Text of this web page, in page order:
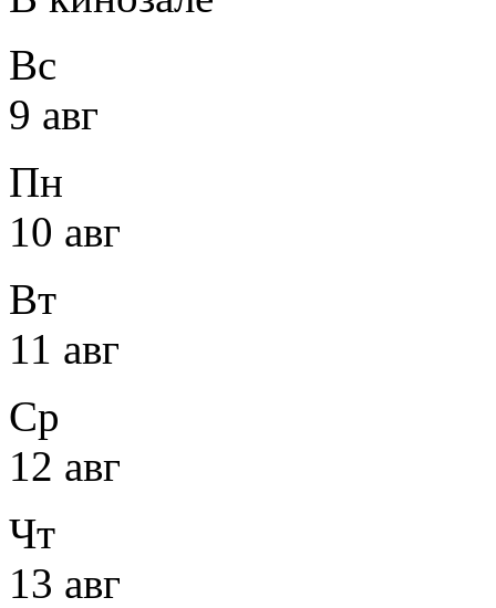
Вс
9 авг
Пн
10 авг
Вт
11 авг
Ср
12 авг
Чт
13 авг